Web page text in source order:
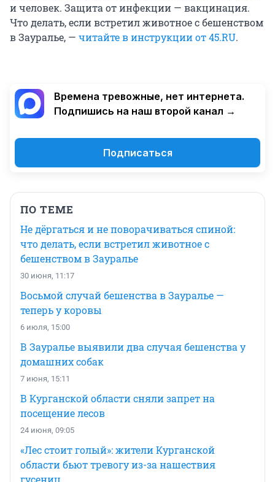
и человек. Защита от инфекции — вакцинация.
Что делать, если встретил животное с бешенством
в Зауралье, — читайте в инструкции от 45.RU.
Времена тревожные, нет интернета.
Подпишись на наш второй канал →
Подписаться
ПО ТЕМЕ
Не дёргаться и не поворачиваться спиной:
что делать, если встретил животное с
бешенством в Зауралье
30 июня, 11:17
Восьмой случай бешенства в Зауралье —
теперь у коровы
6 июля, 15:00
В Зауралье выявили два случая бешенства у
домашних собак
7 июня, 15:11
В Курганской области сняли запрет на
посещение лесов
24 июня, 09:05
«Лес стоит голый»: жители Курганской
области бьют тревогу из-за нашествия
гусениц